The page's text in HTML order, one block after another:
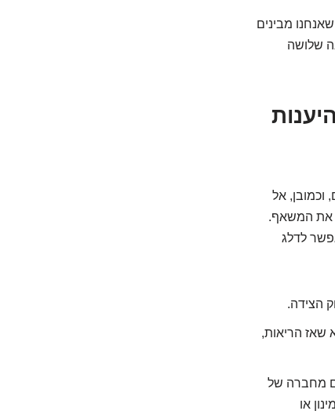
מבינים
שלושה
וכמובן, אל
את המשאף.
לדלג
הצידה.
שאז הריאות,
מחברה של
או